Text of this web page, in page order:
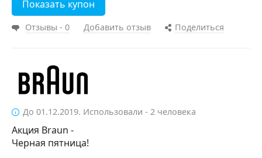
Показать купон
Отзывы - 0 Добавить отзыв Поделиться
До 01.12.2019. Использовали - 2 человека
Акция Braun -
Черная пятница!